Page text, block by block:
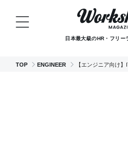
日本最大級のHR・フリー
TOP ENGINEER 【エンジニア向け